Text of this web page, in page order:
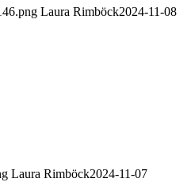
Laura Rimböck2024-11-08
Laura Rimböck2024-11-07